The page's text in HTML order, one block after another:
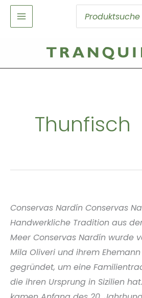
Inhalt
springen
Search
Thunfisch
Conservas Nardín Conservas
Handwerkliche Tradition aus
Meer Conservas Nardín wurde
Mila Oliveri und ihrem
gegründet, um eine
die ihren Ursprung in Sizilien